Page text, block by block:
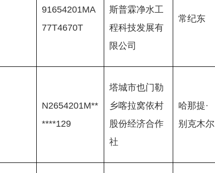
91654201MA
77T4670T
斯普霖净水工
程科技发展有
限公司
常纪东
N2654201M**
****129
塔城市也门勒
乡喀拉窝依村
股份经济合作
社
哈那提·
别克木尔